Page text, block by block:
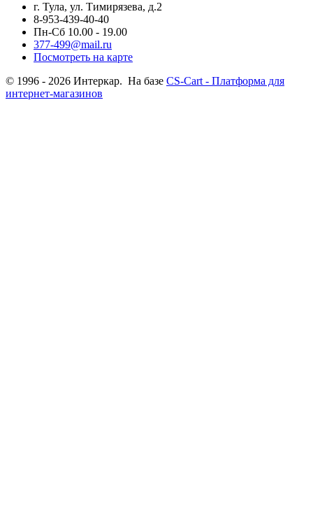
г. Тула, ул. Тимирязева, д.2
8-953-439-40-40
Пн-Сб 10.00 - 19.00
377-499@mail.ru
Посмотреть на карте
© 1996 - 2026 Интеркар. На базе CS-Cart - Платформа для
интернет-магазинов